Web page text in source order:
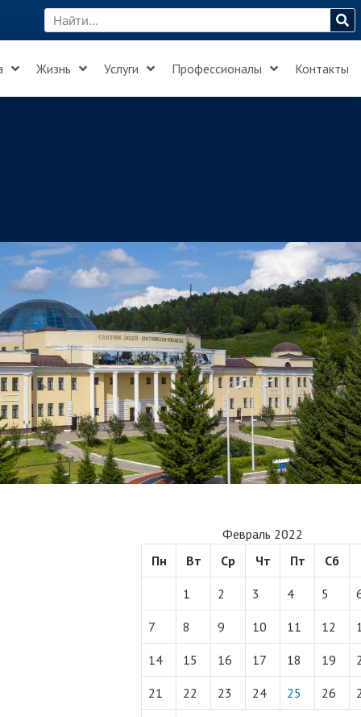
Жизнь Услуги Профессионалы Контакты
Февраль 2022
Пн
Вт Ср Чт Пт Сб
1 2 3 4 5
7 8 9 10 11 12
14 15 16 17 18 19
21 22 23 24 25 26